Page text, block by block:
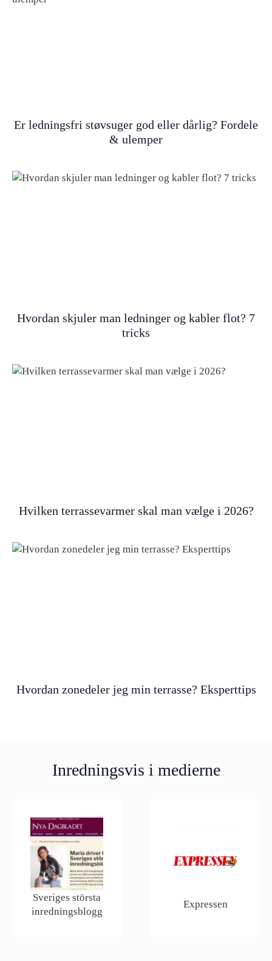
Er ledningsfri støvsuger god eller dårlig? Fordele
& ulemper
Hvordan skjuler man ledninger og kabler flot? 7
tricks
Hvilken terrassevarmer skal man vælge i 2026?
Hvordan zonedeler jeg min terrasse? Eksperttips
Inredningsvis i medierne
Sveriges största
inredningsblogg
Expressen